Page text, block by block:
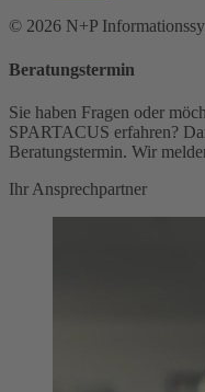
© 2026 N+P
Beratungstermin
Sie haben Fragen oder
SPARTACUS erfahren?
Beratungstermin. Wir
Ihr Ansprechpartner